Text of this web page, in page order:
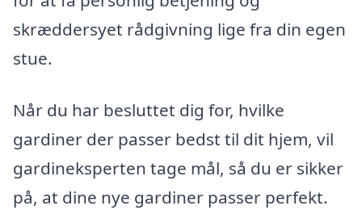
skræddersyet rådgivning lige fra din egen
stue.
Når du har besluttet dig for, hvilke
gardiner der passer bedst til dit hjem, vil
gardineksperten tage mål, så du er sikker
på, at dine nye gardiner passer perfekt.